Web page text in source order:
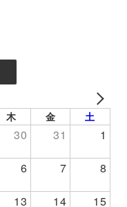
木 金 土
30 31 1
6 7 8
13 14 15